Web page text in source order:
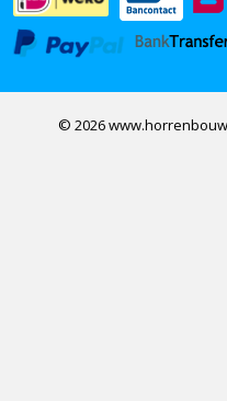
© 2026